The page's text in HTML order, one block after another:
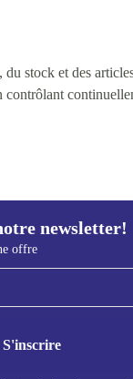
stock et des
newsletter!
offre
S'inscrire
Retrouvez les
politique de confidentialité